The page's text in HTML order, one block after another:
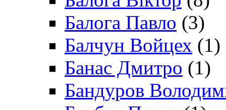
Балога Павло (3)
Балчун Войцех (1)
Банас Дмитро (1)
Бандуров